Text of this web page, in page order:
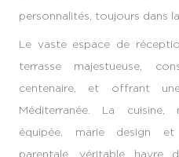
personnalités, toujours dans
Le vaste espace de
terrasse majestueuse,
centenaire, et offrant
Méditerranée. La cuisine,
équipée, marie design
parentale, véritable havre